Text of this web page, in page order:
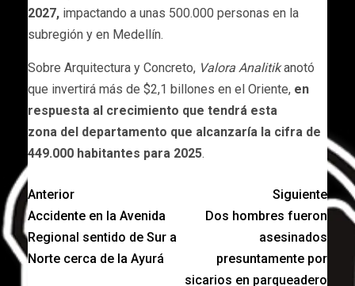
2027, impactando a unas 500.000 personas en la
subregión y en Medellín.
Sobre Arquitectura y Concreto, Valora Analitikanotó
que invertirá más de $2,1 billones en el Oriente, en
respuesta al crecimiento que tendrá esta
zona del departamento que alcanzaría la cifra de
449.000 habitantes para 2025.
Anterior
Accidente en la Avenida
Regional sentido de Sur a
Norte cerca de la Ayurá
Siguiente
Dos hombres fueron
asesinados
presuntamente por
sicarios en parqueadero